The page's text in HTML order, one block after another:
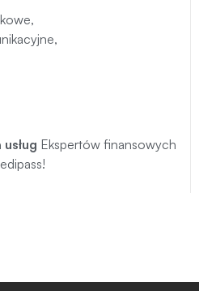
,
,
Ekspertów finansowych